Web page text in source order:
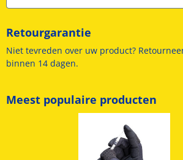
Retourgarantie
Niet tevreden over uw product?
binnen 14 dagen.
Meest populaire producten